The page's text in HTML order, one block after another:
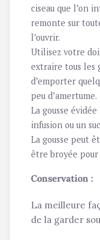
ciseau que l’on
remonte sur
l’ouvrir.
Utilisez votre
extraire tous les
d’emporter
peu d’amertume.
La gousse
infusion ou un
La gousse peut
être broyée
Conservation :
La meilleure
de la garder